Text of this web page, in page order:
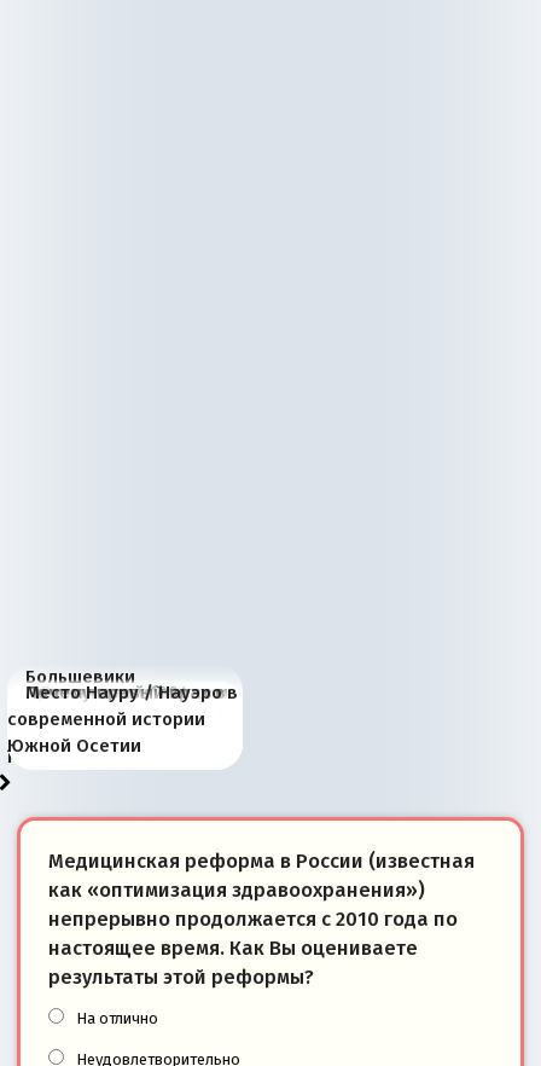
Большевики
отличаются от «Яблока»
тем, что они -
победители
Киевская марионетка
Запада рассказала о
«переобувании» хозяев
В России назрели
перемены: 15 шагов к
суверенной экономике
Миграционный пожар
Европы
Россия начинает
сбрасывать балласт
Анкориджа
Россия зимой 1904
года: первые уступки во
внутренней политике
Русская нация вчера и
сегодня
Почему правый крах в
Варшаве не поможет её
отношениям с Россией?
Место Науру / Науэро в
современной истории
Южной Осетии
Медицинская реформа в России (известная
как «оптимизация здравоохранения»)
непрерывно продолжается с 2010 года по
настоящее время. Как Вы оцениваете
результаты этой реформы?
На отлично
Неудовлетворительно